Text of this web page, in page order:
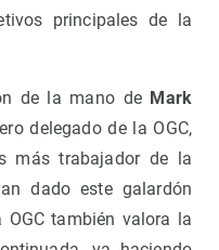
principales de la
de la mano de Mark
delegado de la OGC,
más trabajador de la
dado este galardón
también valora la